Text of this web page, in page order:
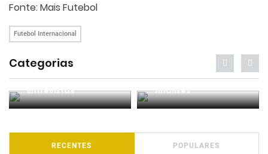
Fonte:Mais Futebol
Futebol Internacional
Categorias
Entrevistas Análises
RECENTES POPULARES